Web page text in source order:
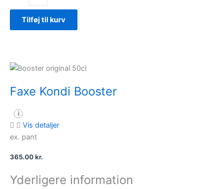
CItrus/Hyldeblomst
antal
Tilføj til kurv
Faxe Kondi Booster
i
Vis detaljer
ex. pant
365.00kr.
Yderligere information